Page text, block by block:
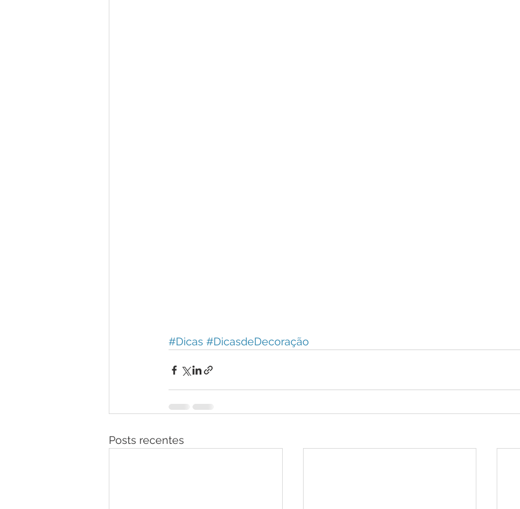
#Dicas #DicasdeDecoração
Posts recentes